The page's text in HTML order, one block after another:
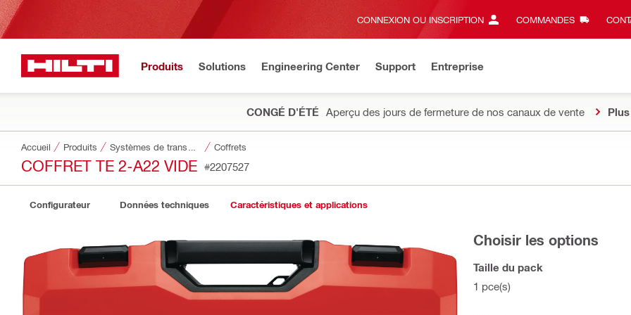
CONNEXION OU INSCRIPTION COMMANDES
Produits Solutions Engineering Center Support Entreprise
CONGÉ D'ÉTÉ Aperçu des jours de fermeture de nos canaux de vente
Accueil Produits Coffrets
COFFRET TE 2-A22 VIDE #2207527
Configurateur Données techniques Caractéristiques et applications
Choisir les options
Taille du pack
1 pce(s)